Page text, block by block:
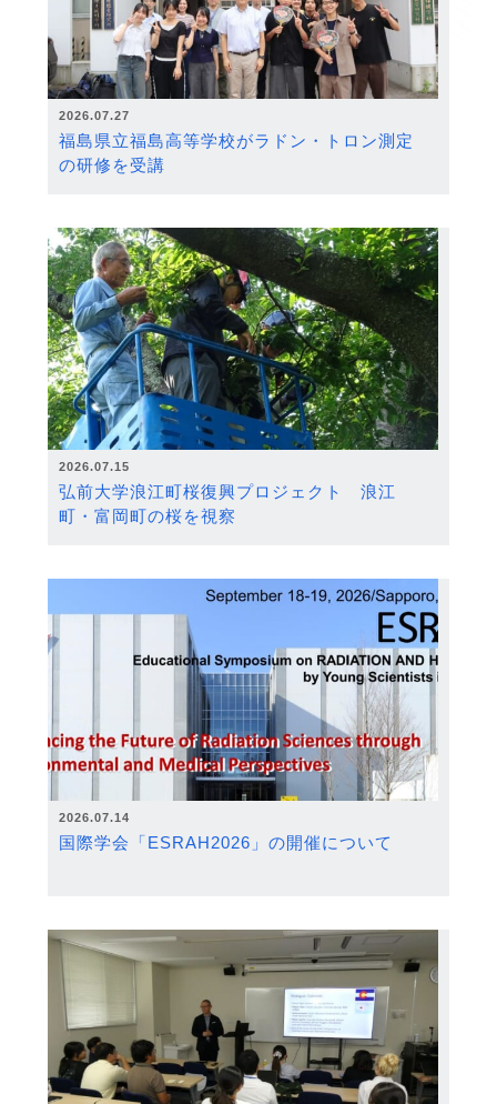
2026.07.27
福島県立福島高等学校がラドン・トロン測定
の研修を受講
2026.07.15
弘前大学浪江町桜復興プロジェクト 浪江
町・富岡町の桜を視察
2026.07.14
国際学会「ESRAH2026」の開催について